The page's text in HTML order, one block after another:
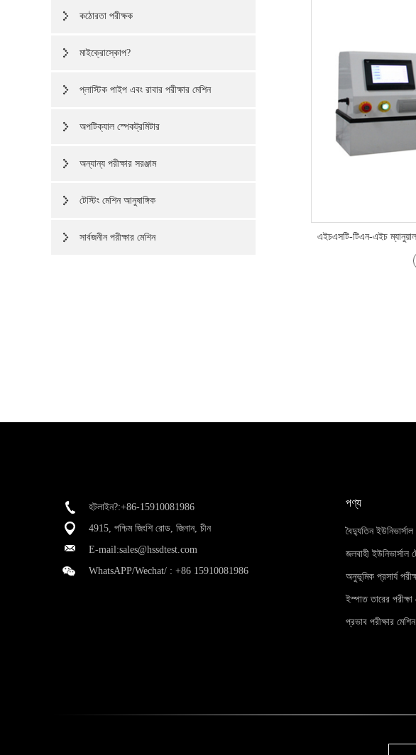
কঠোরতা পরীক্ষক
মাইক্রোস্কোপ?
প্লাস্টিক পাইপ এবং রাবার পরীক্ষার মেশিন
অপটিক্যাল স্পেকট্রমিটার
অন্যান্য পরীক্ষার সরঞ্জাম
টেস্টিং মেশিন আনুষাঙ্গিক
সার্বজনীন পরীক্ষার মেশিন এইচএসটি-টিএন-এইচ
হটলাইন?:+86-15910081986
4915, পশ্চিম জিংশি রোড, জিনান, চীন
E-mail:sales@hssdtest.com
WhatsAPP/Wechat/ : +86 15910081986
পণ্য
বৈদ্যুতিন ইউনিভার্সাল
জলবাহী ইউনিভার্সাল
অনুভূমিক প্রসার্য
ইস্পাত তারের পরীক্ষা
প্রভাব পরীক্ষার